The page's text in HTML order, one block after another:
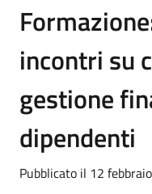
incontri su
gestione
dipendenti
Pubblicato il 12